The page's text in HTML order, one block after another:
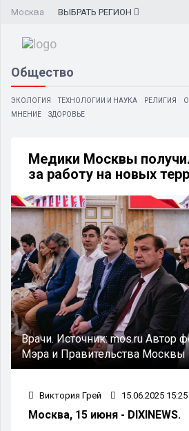
Москва ВЫБРАТЬ РЕГИОН
Общество
ЭКОЛОГИЯ ТЕХНОЛОГИИ И НАУКА РЕЛИГИЯ
МНЕНИЕ
ЗДОРОВЬЕ
Медики Москвы
за работу на новых
Врачи. Источник: mos.ru Автор
Мэра и Правительства Москвы
Виктория Грей 15.06.2025 15:25
Москва, 15 июня - DIXINEWS.